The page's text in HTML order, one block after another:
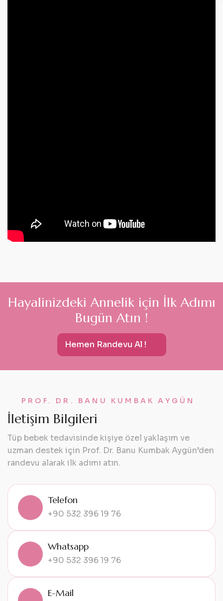
Hayalinizdeki Annelik için İlk Adımı
Bugün Atın !
Hemen Randevu Al !
PROF. DR. BANU KUMBAK AYGÜN
İletişim Bilgileri
Tüp bebek tedavisinde kişiye özel yaklaşım ve
uzman destek için Prof. Dr. Banu Kumbak Aygün’den
randevu alarak ilk adımı atın.
Telefon
+90 532 396 19 76
Whatsapp
+90 532 396 19 76
E-Mail